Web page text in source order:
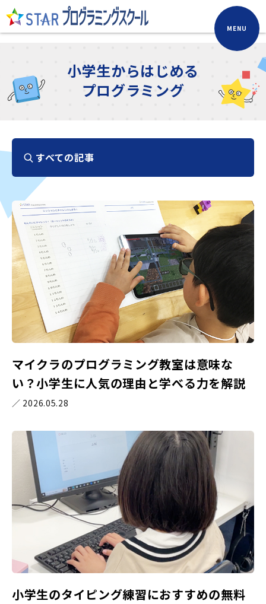
MENU
小学生からはじめる
プログラミング
すべての記事
マイクラのプログラミング教室は意味な
い？小学生に人気の理由と学べる力を解説
／ 2026.05.28
小学生のタイピング練習におすすめの無料